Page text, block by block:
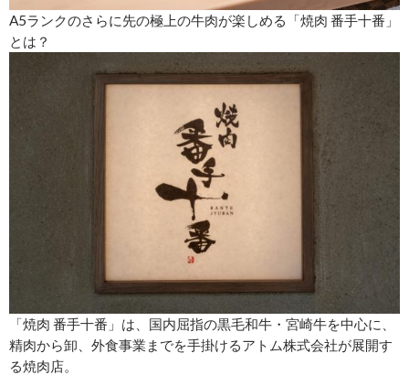
A5ランクのさらに先の極上の牛肉が楽しめる「焼肉 番手十番」
とは？
「焼肉 番手十番」は、国内屈指の黒毛和牛・宮崎牛を中心に、
精肉から卸、外食事業までを手掛けるアトム株式会社が展開す
る焼肉店。